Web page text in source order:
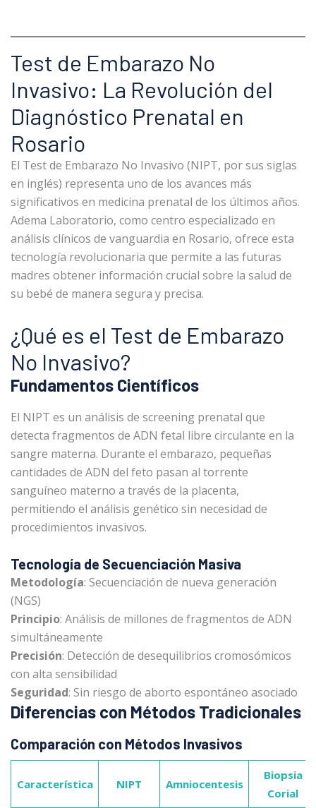
Test de Embarazo No
Invasivo: La Revolución del
Diagnóstico Prenatal en
Rosario
El Test de Embarazo No Invasivo (NIPT, por sus siglas
en inglés) representa uno de los avances más
significativos en medicina prenatal de los últimos años.
Adema Laboratorio, como centro especializado en
análisis clínicos de vanguardia en Rosario, ofrece esta
tecnología revolucionaria que permite a las futuras
madres obtener información crucial sobre la salud de
su bebé de manera segura y precisa.
¿Qué es el Test de Embarazo
No Invasivo?
Fundamentos Científicos
El NIPT es un análisis de screening prenatal que
detecta fragmentos de ADN fetal libre circulante en la
sangre materna. Durante el embarazo, pequeñas
cantidades de ADN del feto pasan al torrente
sanguíneo materno a través de la placenta,
permitiendo el análisis genético sin necesidad de
procedimientos invasivos.
Tecnología de Secuenciación Masiva
Metodología: Secuenciación de nueva generación
(NGS)
Principio: Análisis de millones de fragmentos de ADN
simultáneamente
Precisión: Detección de desequilibrios cromosómicos
con alta sensibilidad
Seguridad: Sin riesgo de aborto espontáneo asociado
Diferencias con Métodos Tradicionales
Comparación con Métodos Invasivos
Característica NIPT Amniocentesis
Biopsia
Corial